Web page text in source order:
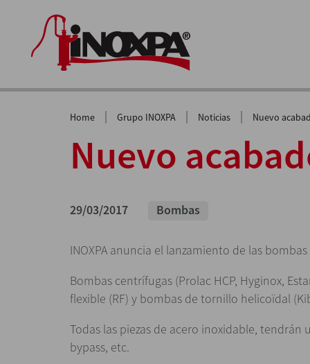
Home | Grupo INOXPA | Noticias | Nuevo
Nuevo
29/03/2017 Bombas
INOXPA anuncia el lanzamiento de las
Bombas centrífugas (Prolac HCP, Hyginox,
flexible (RF) y bombas de tornillo helicoïdal
Todas las piezas de acero inoxidable,
bypass, etc.